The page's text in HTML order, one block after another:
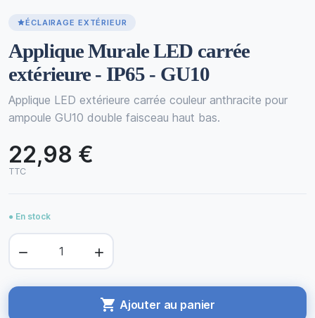
ÉCLAIRAGE EXTÉRIEUR
Applique Murale LED carrée
extérieure - IP65 - GU10
Applique LED extérieure carrée couleur anthracite pour
ampoule GU10 double faisceau haut bas.
22,98 €
TTC
● En stock
 
 Ajouter au panier